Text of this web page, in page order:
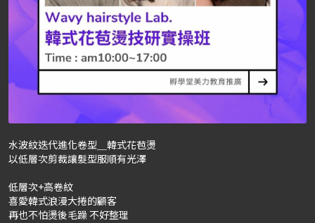
水波紋迭代進化卷型＿韓式花苞燙
以低層次剪裁讓髮型服順有光澤
低層次+高卷紋
喜愛韓式浪漫大捲的顧客
再也不怕燙後毛躁 不好整理